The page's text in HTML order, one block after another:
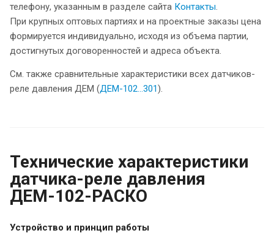
телефону, указанным в разделе сайта Контакты.
При крупных оптовых партиях и на проектные заказы цена
формируется индивидуально, исходя из объема партии,
достигнутых договоренностей и адреса объекта.
См. также сравнительные характеристики всех датчиков-
реле давления ДЕМ (ДЕМ-102…301).
Технические характеристики
датчика-реле давления
ДЕМ-102-РАСКО
Устройство и принцип работы